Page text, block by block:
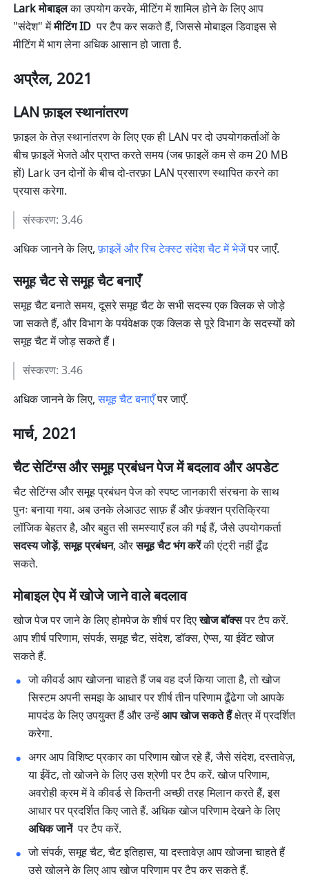
Lark मोबाइल का उपयोग करके, मीटिंग में शामिल होने के लिए आप
"संदेश" में मीटिंग ID पर टैप कर सकते हैं, जिससे मोबाइल डिवाइस से
मीटिंग में भाग लेना अधिक आसान हो जाता है.
अप्रैल, 2021
LAN फ़ाइल स्थानांतरण
फ़ाइल के तेज़ स्थानांतरण के लिए एक ही LAN पर दो उपयोगकर्ताओं के
बीच फ़ाइलें भेजते और प्राप्त करते समय (जब फ़ाइलें कम से कम 20 MB
हों) Lark उन दोनों के बीच दो-तरफ़ा LAN प्रसारण स्थापित करने का
प्रयास करेगा.
संस्करण: 3.46
अधिक जानने के लिए, फ़ाइलें और रिच टेक्स्ट संदेश चैट में भेजें पर जाएँ.
समूह चैट से समूह चैट बनाएँ
समूह चैट बनाते समय, दूसरे समूह चैट के सभी सदस्य एक क्लिक से जोड़े
जा सकते हैं, और विभाग के पर्यवेक्षक एक क्लिक से पूरे विभाग के सदस्यों को
समूह चैट में जोड़ सकते हैं।
संस्करण: 3.46
अधिक जानने के लिए, समूह चैट बनाएँ पर जाएँ.
मार्च, 2021
चैट सेटिंग्स और समूह प्रबंधन पेज में बदलाव और अपडेट
चैट सेटिंग्स और समूह प्रबंधन पेज को स्पष्ट जानकारी संरचना के साथ
पुनः बनाया गया. अब उनके लेआउट साफ़ हैं और फ़ंक्शन प्रतिक्रिया
सदस्य जोड़ें, समूह प्रबंधन, और समूह चैट भंग करें की एंट्री नहीं ढूँढ
सकते.
मोबाइल ऐप में खोजे जाने वाले बदलाव
खोज पेज पर जाने के लिए होमपेज के शीर्ष पर दिए खोज बॉक्स पर टैप करें.
आप शीर्ष परिणाम, संपर्क, समूह चैट, संदेश, डॉक्स, ऐप्स, या ईवेंट खोज
सकते हैं.
जो कीवर्ड आप खोजना चाहते हैं जब वह दर्ज किया जाता है, तो खोज
सिस्टम अपनी समझ के आधार पर शीर्ष तीन परिणाम ढूँढेगा जो आपके
मापदंड के लिए उपयुक्त हैं और उन्हें आप खोज सकते हैं क्षेत्र में प्रदर्शित
करेगा.
अगर आप विशिष्ट प्रकार का परिणाम खोज रहे हैं, जैसे संदेश, दस्तावेज़,
या ईवेंट, तो खोजने के लिए उस श्रेणी पर टैप करें. खोज परिणाम,
अवरोही क्रम में वे कीवर्ड से कितनी अच्छी तरह मिलान करते हैं, इस
अधिक जानें पर टैप करें.
जो संपर्क, समूह चैट, चैट इतिहास, या दस्तावेज़ आप खोजना चाहते हैं
उसे खोलने के लिए आप खोज परिणाम पर टैप कर सकते हैं.